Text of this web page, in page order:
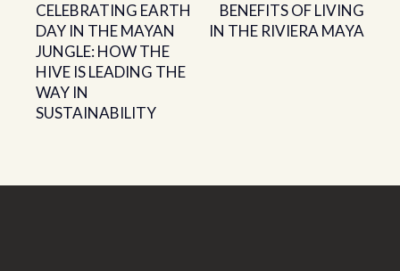
CELEBRATING EARTH
DAY IN THE MAYAN
JUNGLE: HOW THE
HIVE IS LEADING THE
WAY IN
SUSTAINABILITY
BENEFITS OF LIVING
IN THE RIVIERA MAYA